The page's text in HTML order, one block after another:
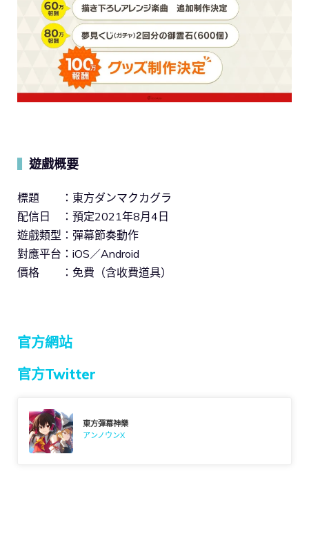
遊戲概要
標題 ：東方ダンマクカグラ
配信日 ：預定2021年8月4日
遊戲類型：彈幕節奏動作
對應平台：iOS／Android
價格 ：免費（含收費道具）
官方網站
官方Twitter
東方彈幕神樂
アンノウンX